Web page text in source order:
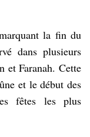
la fin du
dans plusieurs
et Faranah. Cette
et le début des
fêtes les plus